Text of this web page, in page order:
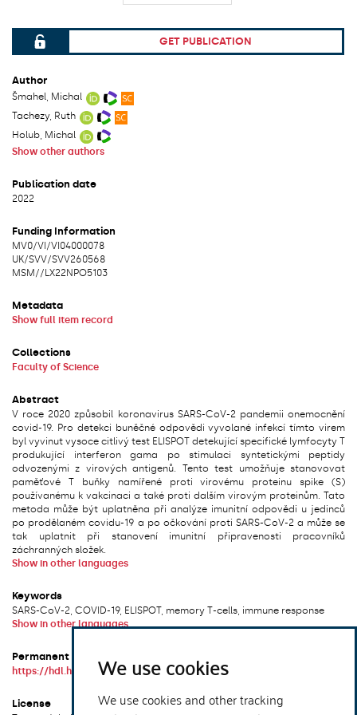
We use cookies
We use cookies and other tracking
File can be accessed. GET PUBLICATION
Author
Šmahel, Michal
Tachezy, Ruth
Holub, Michal
Show other authors
Publication date
2022
Funding Information
MV0/VI/VI04000078
UK/SVV/SVV260568
MSM// LX22NPO5103
Metadata
Show full item record
Collections
Faculty of Science
Abstract
V roce 2020 způsobil koronavirus SARS-CoV-2 pandemii onemocnění
covid-19. Pro detekci buněčné odpovědi vyvolané infekcí tímto virem
byl vyvinut vysoce citlivý test ELISPOT detekující specifické lymfocyty T
produkující interferon gama po stimulaci syntetickými peptidy
odvozenými z virových antigenů. Tento test umožňuje stanovovat
paměťové T buňky namířené proti virovému proteinu spike (S)
používanému k vakcinaci a také proti dalším virovým proteinům. Tato
metoda může být uplatněna při analýze imunitní odpovědi u jedinců
po prodělaném covidu-19 a po očkování proti SARS-CoV-2 a může se
tak uplatnit při stanovení imunitní připravenosti pracovníků
záchranných složek.
Show in other languages
Keywords
SARS-CoV-2, COVID-19, ELISPOT, memory T-cells, immune response
Show in other languages
Permanent link
https://hdl.handle.net/20.500.14178/1685
License